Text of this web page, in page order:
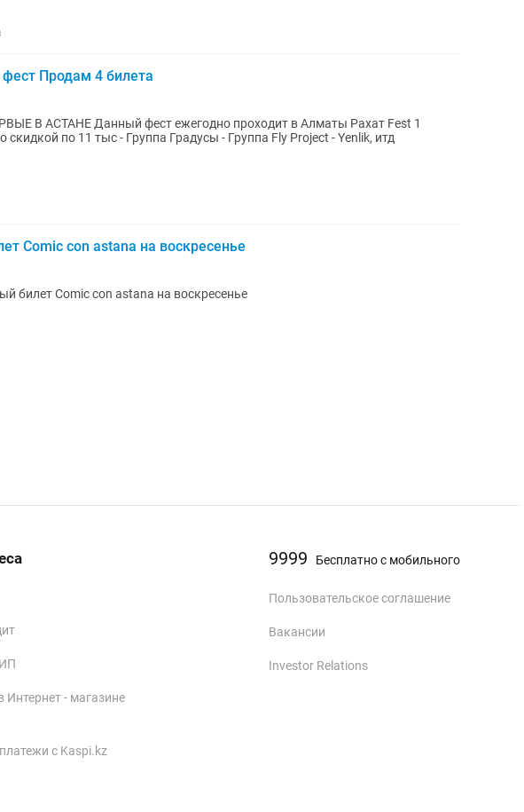
Продам 4 билета
проходит в Алматы Рахат Fest 1
скидкой по 11 тыс - Группа Градусы - Группа Fly Project - Yenlik, итд
Comic con astana на воскресенье
билет Comic con astana на воскресенье
Интернет - магазине
с Kaspi.kz
9999 Бесплатно с мобильного
Пользовательское соглашение
Вакансии
Investor Relations